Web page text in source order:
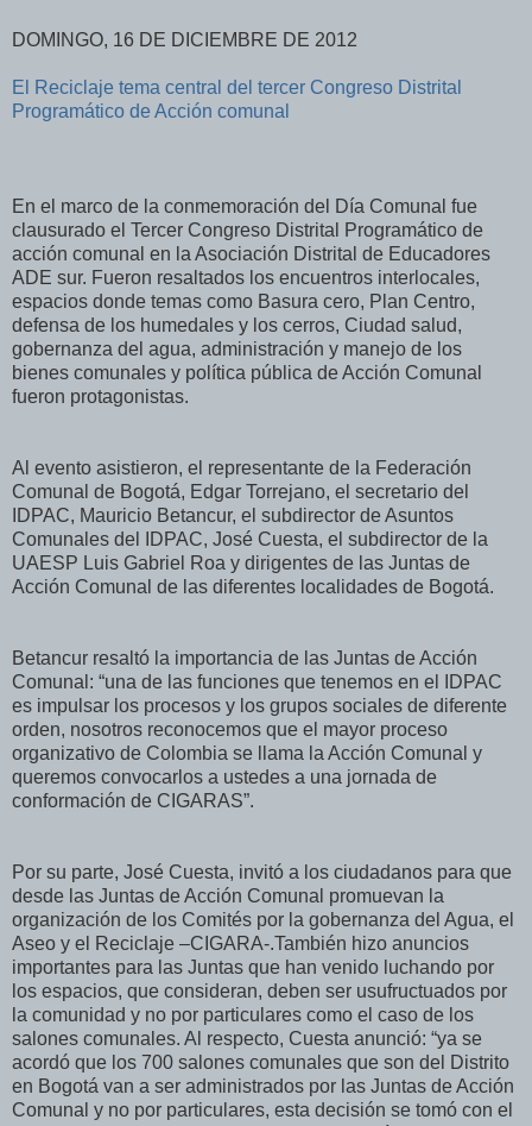
DOMINGO, 16 DE DICIEMBRE DE 2012
El Reciclaje tema central del tercer Congreso Distrital
Programático de Acción comunal
En el marco de la conmemoración del Día Comunal fue
clausurado el Tercer Congreso Distrital Programático de
acción comunal en la Asociación Distrital de Educadores
ADE sur. Fueron resaltados los encuentros interlocales,
espacios donde temas como Basura cero, Plan Centro,
defensa de los humedales y los cerros, Ciudad salud,
gobernanza del agua, administración y manejo de los
bienes comunales y política pública de Acción Comunal
fueron protagonistas.
Al evento asistieron, el representante de la Federación
Comunal de Bogotá, Edgar Torrejano, el secretario del
IDPAC, Mauricio Betancur, el subdirector de Asuntos
Comunales del IDPAC, José Cuesta, el subdirector de la
UAESP Luis Gabriel Roa y dirigentes de las Juntas de
Acción Comunal de las diferentes localidades de Bogotá.
Betancur resaltó la importancia de las Juntas de Acción
Comunal: “una de las funciones que tenemos en el IDPAC
es impulsar los procesos y los grupos sociales de diferente
orden, nosotros reconocemos que el mayor proceso
organizativo de Colombia se llama la Acción Comunal y
queremos convocarlos a ustedes a una jornada de
conformación de CIGARAS”.
Por su parte, José Cuesta, invitó a los ciudadanos para que
desde las Juntas de Acción Comunal promuevan la
organización de los Comités por la gobernanza del Agua, el
Aseo y el Reciclaje –CIGARA-.También hizo anuncios
importantes para las Juntas que han venido luchando por
los espacios, que consideran, deben ser usufructuados por
la comunidad y no por particulares como el caso de los
salones comunales. Al respecto, Cuesta anunció: “ya se
acordó que los 700 salones comunales que son del Distrito
en Bogotá van a ser administrados por las Juntas de Acción
Comunal y no por particulares, esta decisión se tomó con el